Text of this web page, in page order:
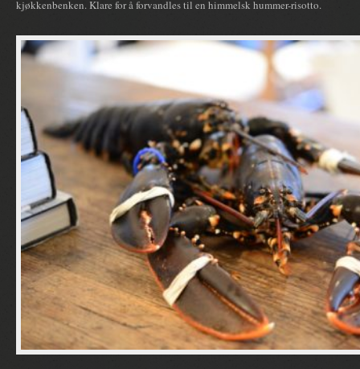
kjøkkenbenken. Klare for å forvandles til en himmelsk hummer-risotto.